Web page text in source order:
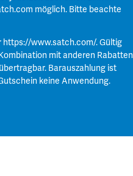
möglich. Bitte beachte
https://www.satch.com/. Gültig
mit anderen Rabatten
Barauszahlung ist
keine Anwendung.